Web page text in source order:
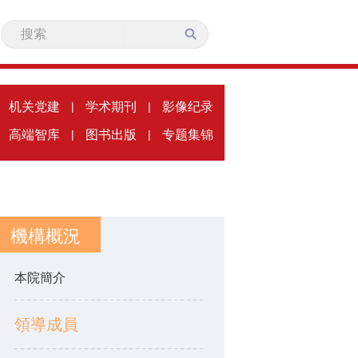
机关党建 | 学术期刊 | 影像纪录
高端智库 | 图书出版 | 专题集锦
機構概況
本院簡介
領導成員